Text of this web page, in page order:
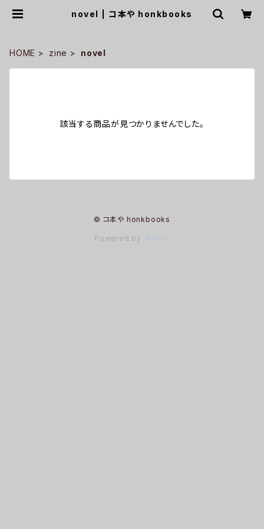
novel | コ本や honkbooks
HOME zine novel
該当する商品が見つかりませんでした。
© コ本や honkbooks
Powered by